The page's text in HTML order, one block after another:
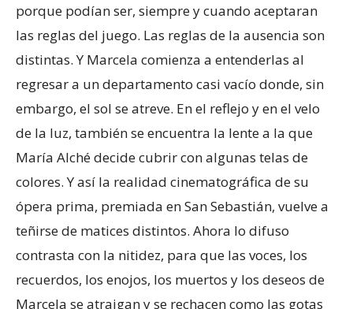
porque podían ser, siempre y cuando aceptaran
las reglas del juego. Las reglas de la ausencia son
distintas. Y Marcela comienza a entenderlas al
regresar a un departamento casi vacío donde, sin
embargo, el sol se atreve. En el reflejo y en el velo
de la luz, también se encuentra la lente a la que
María Alché decide cubrir con algunas telas de
colores. Y así la realidad cinematográfica de su
ópera prima, premiada en San Sebastián, vuelve a
teñirse de matices distintos. Ahora lo difuso
contrasta con la nitidez, para que las voces, los
recuerdos, los enojos, los muertos y los deseos de
Marcela se atraigan y se rechacen como las gotas